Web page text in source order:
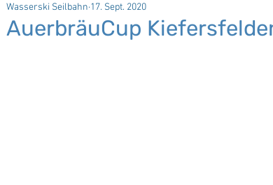
CABLE WASSERSKI SEILBAHN
AuerbräuCup
Wasserski Seilbahn 17. Sept. 2020